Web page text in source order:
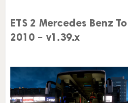
ETS 2 Mercedes Benz
2010 – v1.39.x